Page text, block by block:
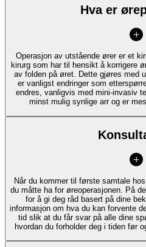
Hva er
Operasjon av utstående ører er et
kirurg som har til hensikt å korrigere
av folden på øret. Dette gjøres med
er vanligst endringer som
endres, vanligvis med mini-invasiv
minst mulig synlige arr og er
Når du kommer til første samtale
du måtte ha for øreoperasjonen. På
for å gi deg råd basert på dine
informasjon om hva du kan forvente
tid slik at du får svar på alle dine
hvordan du forholder deg i tiden før